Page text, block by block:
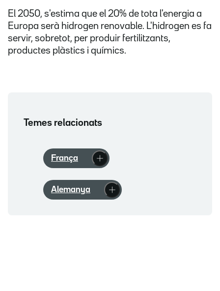
El 2050, s'estima que el 20% de tota l'energia a
Europa serà hidrogen renovable. L'hidrogen es fa
servir, sobretot, per produir fertilitzants,
productes plàstics i químics.
Temes relacionats
França
Alemanya